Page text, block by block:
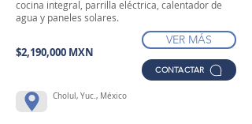
cocina integral, parrilla eléctrica, calentador de
agua y paneles solares.
$2,190,000 MXN
VER MÁS
CONTACTAR
Cholul, Yuc., México